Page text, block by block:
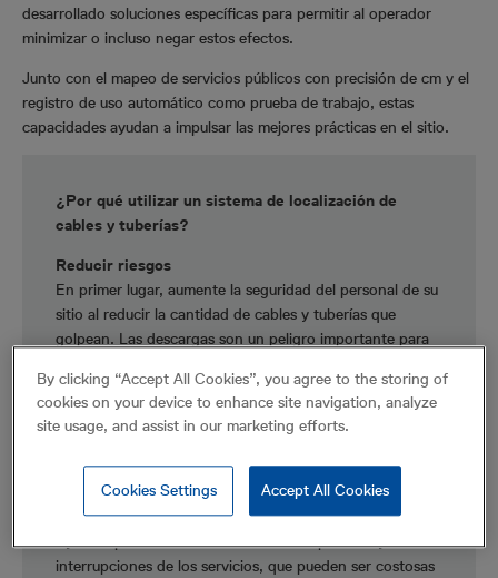
desarrollado soluciones específicas para permitir al operador
minimizar o incluso negar estos efectos.
Junto con el mapeo de servicios públicos con precisión de cm y el
registro de uso automático como prueba de trabajo, estas
capacidades ayudan a impulsar las mejores prácticas en el sitio.
¿Por qué utilizar un sistema de localización de
cables y tuberías?
Reducir riesgos
En primer lugar, aumente la seguridad del personal de su
sitio al reducir la cantidad de cables y tuberías que
golpean. Las descargas son un peligro importante para
la muerte.
Ahorrar tiempo
Reducir costos
Ayude a prevenir daños a los servicios públicos y las
interrupciones de los servicios, que pueden ser costosas
By clicking “Accept All Cookies”, you agree to the storing of
cookies on your device to enhance site navigation, analyze
site usage, and assist in our marketing efforts.
Accept All Cookies
Cookies Settings